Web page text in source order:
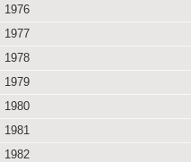
1976
1977
1978
1979
1980
1981
1982